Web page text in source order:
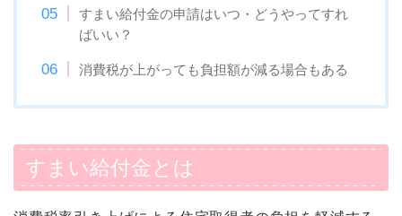
すまい給付金の申請はいつ・どうやってすれ
ばいい？
消費税が上がっても負担額が減る場合もある
すまい給付金とは